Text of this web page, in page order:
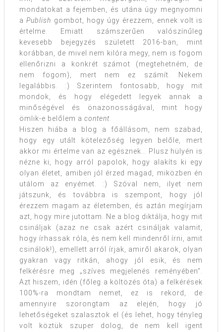
mondatokat a fejemben, és utána úgy megnyomni
aPublish gombot, hogy úgy érezzem, ennek volt is
értelme. Emiatt számszerűen valószínűleg
kevesebb bejegyzés született 2016-ban, mint
korábban, de mivel nem kilóra megy, nem is fogom
ellenőrizni a konkrét számot (megtehetném, de
nem fogom), mert nem ez számít. Nekem
legalábbis. :) Szerintem fontosabb, hogy mit
mondok, és hogy elégedett legyek annak a
minőségével és önazonosságával, mint hogy
ömlik-e belőlem a content.
Hiszen hiába a blog a főállásom, nem szabad,
hogy egy utált kötelezőség legyen belőle, mert
akkor mi értelme van az egésznek… Plusz hülyén is
nézne ki, hogy arról papolok, hogy alakíts ki egy
olyan életet, amiben jól érzed magad, miközben én
utálom az enyémet. :) Szóval nem, ilyet nem
játszunk, és továbbra is szempont, hogy jól
érezzem magam az életemben, és aztán megírjam
azt, hogy mire jutottam. Ne a blog diktálja, hogy mit
csináljak (azaz ne csak azért csináljak valamit,
hogy írhassak róla, és nem kell mindenről írni, amit
csinálok!), emellett arról írjak, amiről akarok, olyan
gyakran vagy ritkán, ahogy jól esik, és nem
felkérésre meg „szíves megjelenés reményében”.
Azt hiszem, idén (főleg a költözés óta) a felkérések
100%-ra mondtam nemet, ez is rekord, de
amennyire szorongtam az elején, hogy jó
lehetőségeket szalasztok el (és lehet, hogy tényleg
volt köztük szuper dolog, de nem kell igent